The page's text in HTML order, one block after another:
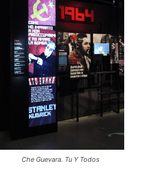
Che Guevara. Tu Y Todos